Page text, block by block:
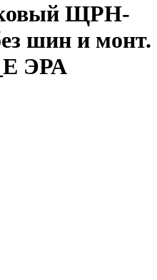
ЩРН-
шин и монт.
ЭРА